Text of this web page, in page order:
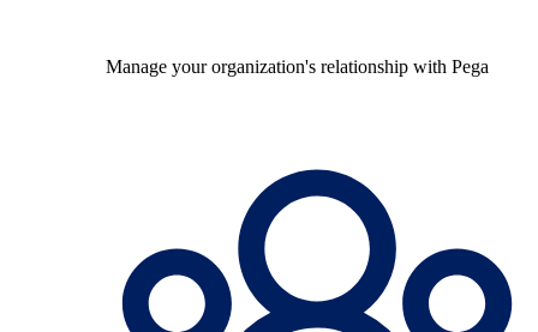
Manage your organization's relationship with Pega